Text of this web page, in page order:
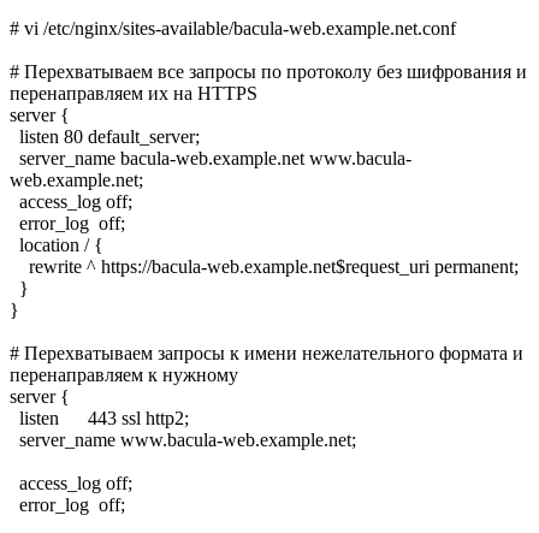
# vi /etc/nginx/sites-available/bacula-web.example.net.conf
# Перехватываем все запросы по протоколу без шифрования и
перенаправляем их на HTTPS
server {
listen 80 default_server;
server_name bacula-web.example.net www.bacula-
web.example.net;
access_log off;
error_log off;
location / {
rewrite ^ https://bacula-web.example.net$request_uri permanent;
}
}
# Перехватываем запросы к имени нежелательного формата и
перенаправляем к нужному
server {
listen 443 ssl http2;
server_name www.bacula-web.example.net;
access_log off;
error_log off;